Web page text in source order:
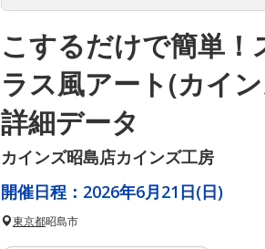
こするだけで簡単！
ラス風アート(カイ
詳細データ
カインズ昭島店カインズ工房
開催日程： 2026年6月21日(日)
東京都昭島市